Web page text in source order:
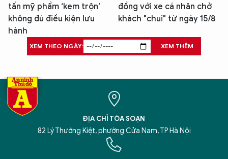
tấn mỹ phẩm ‘kem trộn’
không đủ điều kiện lưu
hành
đồng với xe cá nhân chở
khách "chui" từ ngày 15/8
XEM THEO NGÀY: XEM THÊM
ĐỊA CHỈ TÒA SOẠN
82 Lý Thường Kiệt, phường Cửa Nam, TP Hà Nội